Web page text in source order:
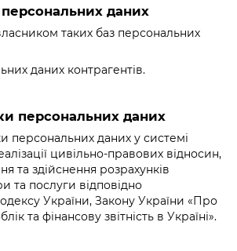
даних
таких баз персональних
даних контрагентів.
персональних даних
персональних даних у системі
цивільно-правових відносин,
та здійснення розрахунків
та послуги відповідно
України, Закону України «Про
та фінансову звітність в Україні».